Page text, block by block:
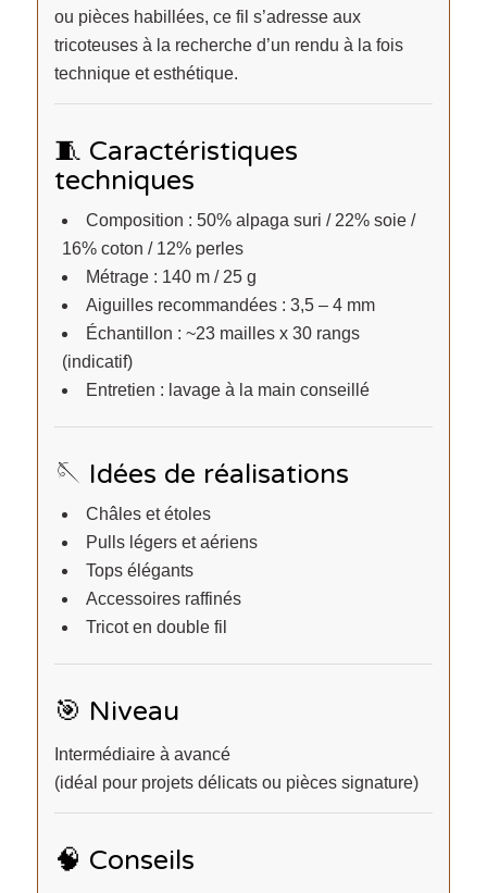
ou pièces habillées, ce fil s’adresse aux
tricoteuses à la recherche d’un rendu à la fois
technique et esthétique.
🧵 Caractéristiques
techniques
Composition : 50% alpaga suri / 22% soie /
16% coton / 12% perles
Métrage : 140 m / 25 g
Aiguilles recommandées : 3,5 – 4 mm
Échantillon : ~23 mailles x 30 rangs
(indicatif)
Entretien : lavage à la main conseillé
🪡 Idées de réalisations
Châles et étoles
Pulls légers et aériens
Tops élégants
Accessoires raffinés
Tricot en double fil
🎯 Niveau
Intermédiaire à avancé
(idéal pour projets délicats ou pièces signature)
🧠 Conseils